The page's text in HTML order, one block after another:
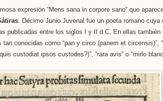
expresión “Mens sana in corpore sano” que
. Décimo Junio Juvenal fue un poeta romano cuya
publicadas entre los siglos I y II d.C. En ellas también
conocidas como “pan y circo (panem et circensis)”,
custodiat ipsos custodes?)”, “rara avis” o “mirlo